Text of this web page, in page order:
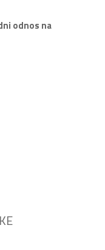
odnos na